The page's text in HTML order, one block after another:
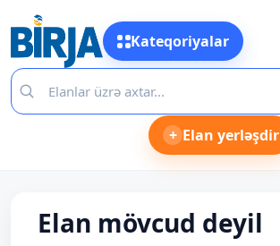
Kateqoriyalar
+ Elan yerləşdir
Elan mövcud deyil